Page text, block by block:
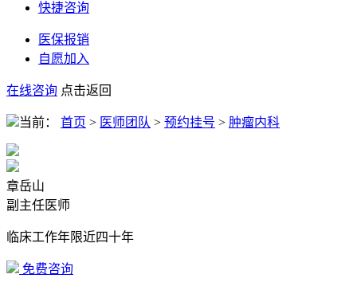
快捷咨询
医保报销
自愿加入
在线咨询 点击返回
当前： 首页 > 医师团队 > 预约挂号 > 肿瘤内科
章岳山
副主任医师
临床工作年限近四十年
免费咨询